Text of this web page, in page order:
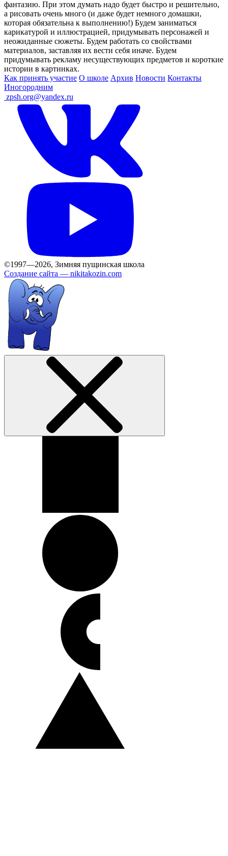
фантазию. При этом думать надо будет быстро и решительно,
а рисовать очень много (и даже будет немного домашки,
которая обязательна к выполнению!) Будем заниматься
карикатурой и иллюстрацией, придумывать персонажей и
неожиданные сюжеты. Будем работать со свойствами
материалов, заставляя их вести себя иначе. Будем
придумывать рекламу несуществующих предметов и короткие
истории в картинках.
Как принять участие О школе Архив Новости Контакты
Иногородним
zpsh.org@yandex.ru
©1997—2026, Зимняя пущинская школа
Создание сайта — nikitakozin.com